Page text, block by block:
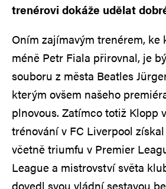
trenérovi dokáže udělat
Oním zajímavým trenérem, ke
méně Petr Fiala přirovnal, je
souboru z města Beatles
kterým ovšem našeho
plnovous. Zatímco totiž Klopp
trénování v FC Liverpool
včetně triumfu v Premier
League a mistrovství světa
dovedl svou vládní sestavou